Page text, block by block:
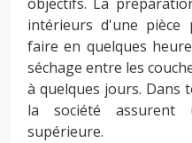
intérieurs d'une pièce
faire en quelques
séchage entre les
à quelques jours. Dans
la société
supérieure.